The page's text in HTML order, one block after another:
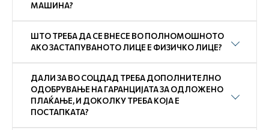
МАШИНА?
ШТО ТРЕБА ДА СЕ ВНЕСЕ ВО ПОЛНОМОШНОТО
АКО ЗАСТАПУВАНОТО ЛИЦЕ Е ФИЗИЧКО ЛИЦЕ?
ДАЛИ ЗА ВО СОЦДАД ТРЕБА ДОПОЛНИТЕЛНО
ОДОБРУВАЊЕ НА ГАРАНЦИЈАТА ЗА ОДЛОЖЕНО
ПЛАЌАЊЕ, И ДОКОЛКУ ТРЕБА КОЈА Е
ПОСТАПКАТА?